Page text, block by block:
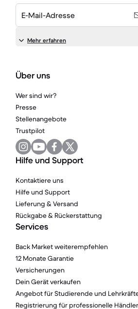
E-Mail-Adresse
Mehr erfahren
Über uns
Wer sind wir?
Presse
Stellenangebote
Trustpilot
Hilfe und Support
Kontaktiere uns
Hilfe und Support
Lieferung & Versand
Rückgabe & Rückerstattung
Services
Back Market weiterempfehlen
12 Monate Garantie
Versicherungen
Dein Gerät verkaufen
Angebot für Studierende und
Registrierung für professionelle